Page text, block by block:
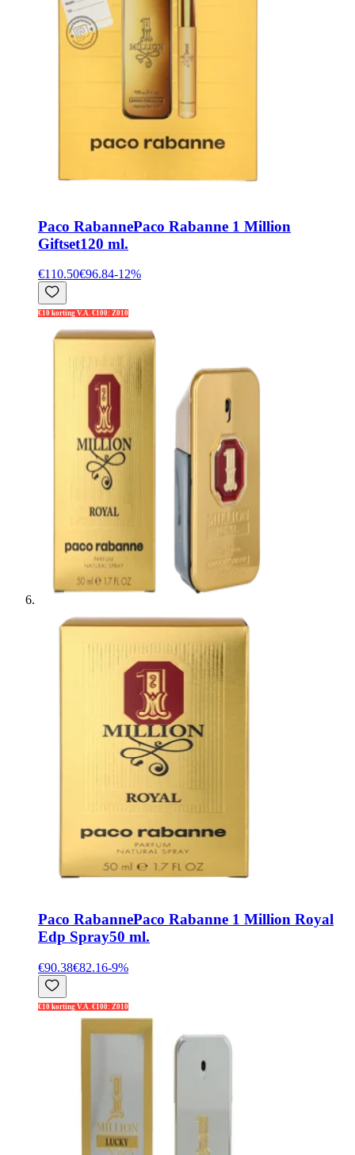
Paco RabannePaco Rabanne 1 Million
Giftset120 ml.
€110.50€96.84-12%
€10 korting V.A. €100: Z010
Paco RabannePaco Rabanne 1 Million Royal
Edp Spray50 ml.
€90.38€82.16-9%
€10 korting V.A. €100: Z010